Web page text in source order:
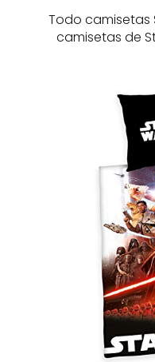
Todo camisetas
camisetas de